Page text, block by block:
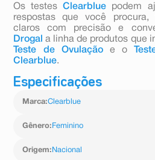
Os testesClearblue podem
respostas que você procura,
claros com precisão e
Drogal a linha de produtos que
Teste de Ovulaçãoe o
Clearblue.
Especificações
Marca:Clearblue
Gênero: Feminino
Origem: Nacional